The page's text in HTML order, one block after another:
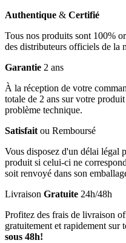
Authentique & Certifié
Tous nos produits sont 100%
des distributeurs officiels de la
Garantie 2 ans
À la réception de votre
totale de 2 ans sur votre
problème technique.
Satisfait ou Remboursé
Vous disposez d'un délai légal
produit si celui-ci ne
soit renvoyé dans son
Livraison Gratuite 24h/48h
Profitez des frais de livraison
gratuitement et rapidement sur
sous 48h!